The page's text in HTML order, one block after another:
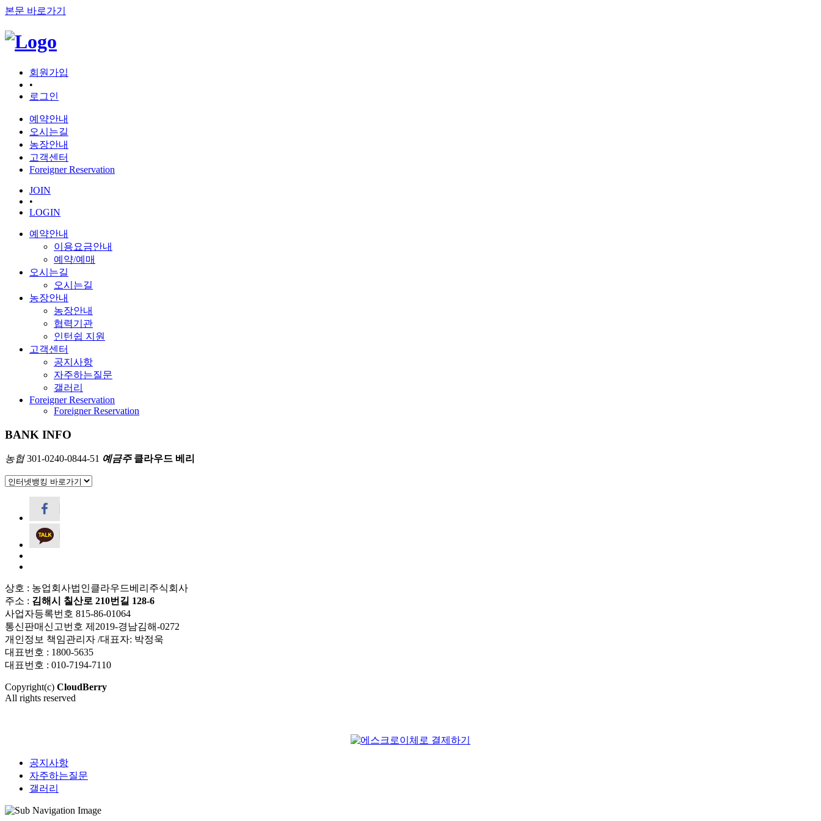
본문 바로가기
회원가입
•
로그인
예약안내
오시는길
농장안내
고객센터
Foreigner Reservation
JOIN
•
LOGIN
예약안내
이용요금안내
예약/예매
오시는길
오시는길
농장안내
농장안내
협력기관
인턴쉽 지원
고객센터
공지사항
자주하는질문
갤러리
Foreigner Reservation
Foreigner Reservation
BANK INFO
농협301-0240-0844-51 예금주클라우드 베리
상호 : 농업회사법인클라우드베리주식회사
주소 : 김해시 칠산로 210번길 128-6
사업자등록번호 815-86-01064
통신판매신고번호 제2019-경남김해-0272
개인정보 책임관리자 /대표자: 박정욱
대표번호 : 1800-5635
대표번호 : 010-7194-7110
Copyright(c) CloudBerry
All rights reserved
공지사항
자주하는질문
갤러리